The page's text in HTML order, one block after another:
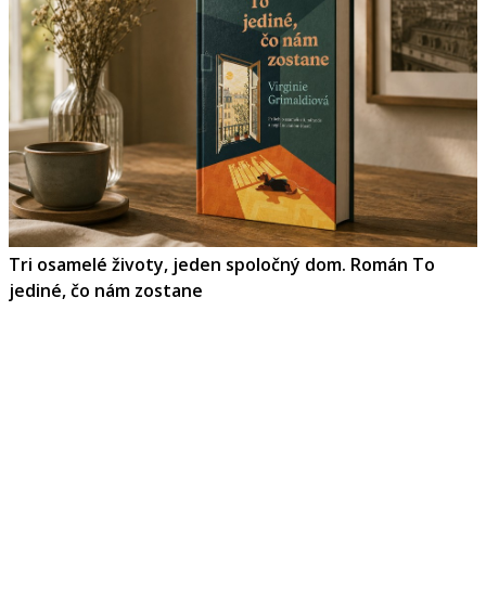
Tri osamelé životy, jeden spoločný dom. Román To
jediné, čo nám zostane